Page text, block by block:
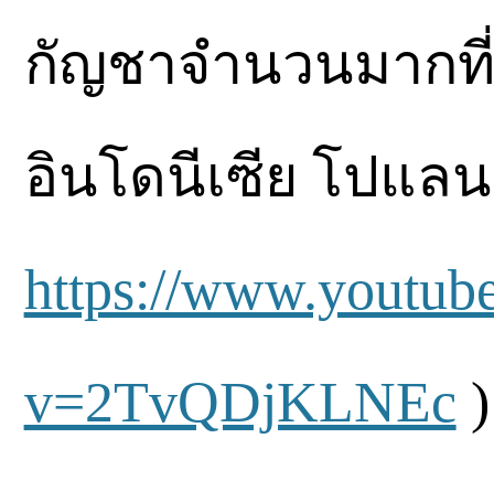
กัญชาจำนวนมาก
อินโดนีเซีย โปแล
https://
v=2TvQDjKLNEc